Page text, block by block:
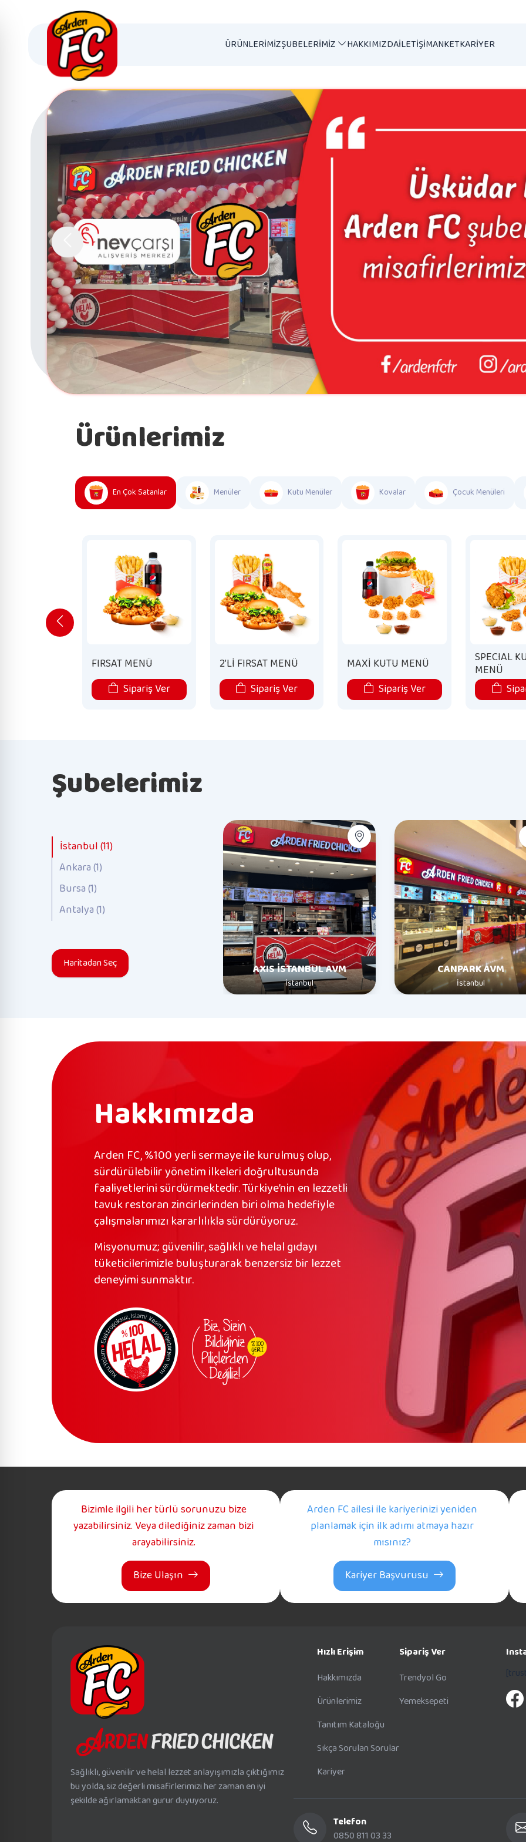
ÜRÜNLERIMIZŞUBELERIMIZ HAKKIMIZDAİLETIŞIMANKETKARIYER
Ürünlerimiz
En Çok Satanlar Menüler Kutu Menüler Kovalar Çocuk Menüleri
FIRSAT MENÜ
Sipariş Ver
2’Lİ FIRSAT MENÜ
Sipariş Ver
MAXİ KUTU MENÜ
Sipariş Ver
SPECIAL
MENÜ
Şubelerimiz
İstanbul (11)
Ankara (1)
Bursa (1)
Antalya (1)
Haritadan Seç AXIS İSTANBUL AVM
İstanbul
CANPARK AVM
İstanbul
Hakkımızda
Arden FC, %100 yerli sermaye ile kurulmuş olup,
sürdürülebilir yönetim ilkeleri doğrultusunda
faaliyetlerini sürdürmektedir. Türkiye’nin en lezzetli
tavuk restoran zincirlerinden biri olma hedefiyle
çalışmalarımızı kararlılıkla sürdürüyoruz.
Misyonumuz; güvenilir, sağlıklı ve helal gıdayı
tüketicilerimizle buluşturarak benzersiz bir lezzet
deneyimi sunmaktır.
Bizimle ilgili her türlü sorunuzu bize
yazabilirsiniz. Veya dilediğiniz zaman bizi
arayabilirsiniz.
Bize Ulaşın
Arden FC ailesi ile kariyerinizi yeniden
planlamak için ilk adımı atmaya hazır
mısınız?
Kariyer Başvurusu
Sağlıklı, güvenilir ve helal lezzet anlayışımızla çıktığımız
bu yolda, siz değerli misafirlerimizi her zaman en iyi
şekilde ağırlamaktan gurur duyuyoruz.
Hızlı Erişim
Hakkımızda
Ürünlerimiz
Tanıtım Kataloğu
Sıkça Sorulan Sorular
Kariyer
Sipariş Ver
Trendyol Go
Yemeksepeti
Telefon
0850 811 03 33